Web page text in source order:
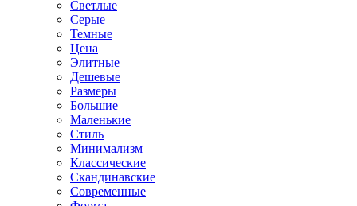
Светлые
Серые
Темные
Цена
Элитные
Дешевые
Размеры
Большие
Маленькие
Стиль
Минимализм
Классические
Скандинавские
Современные